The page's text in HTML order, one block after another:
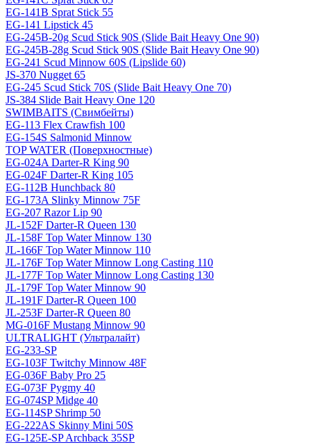
EG-141B Sprat Stick 55
EG-141 Lipstick 45
EG-245B-20g Scud Stick 90S (Slide Bait Heavy One 90)
EG-245B-28g Scud Stick 90S (Slide Bait Heavy One 90)
EG-241 Scud Minnow 60S (Lipslide 60)
JS-370 Nugget 65
EG-245 Scud Stick 70S (Slide Bait Heavy One 70)
JS-384 Slide Bait Heavy One 120
SWIMBAITS (Свимбейты)
EG-113 Flex Crawfish 100
EG-154S Salmonid Minnow
TOP WATER (Поверхностные)
EG-024A Darter-R King 90
EG-024F Darter-R King 105
EG-112B Hunchback 80
EG-173A Slinky Minnow 75F
EG-207 Razor Lip 90
JL-152F Darter-R Queen 130
JL-158F Top Water Minnow 130
JL-166F Top Water Minnow 110
JL-176F Top Water Minnow Long Casting 110
JL-177F Top Water Minnow Long Casting 130
JL-179F Top Water Minnow 90
JL-191F Darter-R Queen 100
JL-253F Darter-R Queen 80
MG-016F Mustang Minnow 90
ULTRALIGHT (Ультралайт)
EG-233-SP
EG-103F Twitchy Minnow 48F
EG-036F Baby Pro 25
EG-073F Pygmy 40
EG-074SP Midge 40
EG-114SP Shrimp 50
EG-222AS Skinny Mini 50S
EG-125E-SP Archback 35SP